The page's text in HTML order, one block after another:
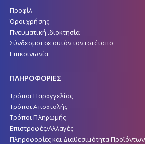
Προφίλ
Όροι χρήσης
Πνευματική ιδιοκτησία
Σύνδεσμοι σε αυτόν τον ιστότοπο
Επικοινωνία
ΠΛΗΡΟΦΟΡΙΕΣ
Τρόποι Παραγγελίας
Τρόποι Αποστολής
Τρόποι Πληρωμής
Επιστροφές/Αλλαγές
Πληροφορίες και Διαθεσιμότητα Προϊόντων